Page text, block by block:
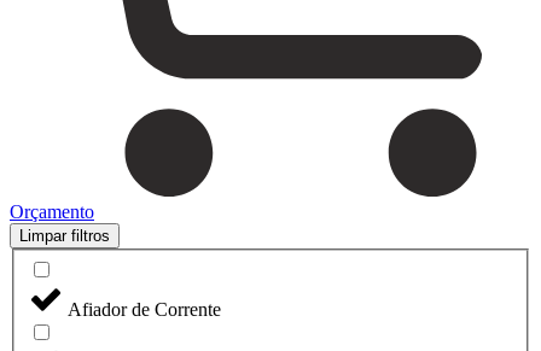
Orçamento
Limpar filtros
Afiador de Corrente